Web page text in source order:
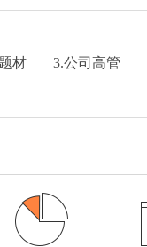
材 3.公司高管